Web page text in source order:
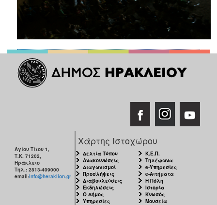
2010
ΑΝΘΕΚΤΙΚΗ
ΠΟΛΗ
Αγίου Τίτου 1,
Τ.Κ. 71202,
Ηράκλειο
Τηλ.: 2813-409000
email:info@heraklion.gr
Χάρτης Ιστοχώρου
Δελτία Τύπου
Ανακοινώσεις
Διαγωνισμοί
Προσλήψεις
Διαβουλεύσεις
Εκδηλώσεις
Ο Δήμος
Υπηρεσίες
Κ.Ε.Π.
Τηλέφωνα
e-Υπηρεσίες
e-Αιτήματα
Η Πόλη
Ιστορία
Κνωσός
Μουσεία